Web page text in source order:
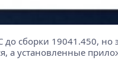
сборки 19041.450, но
а установленные